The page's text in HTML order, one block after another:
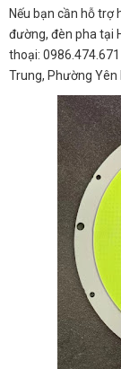
Nếu bạn cần hỗ trợ
đường, đèn pha tại
thoại:
Trung, Phường Yên